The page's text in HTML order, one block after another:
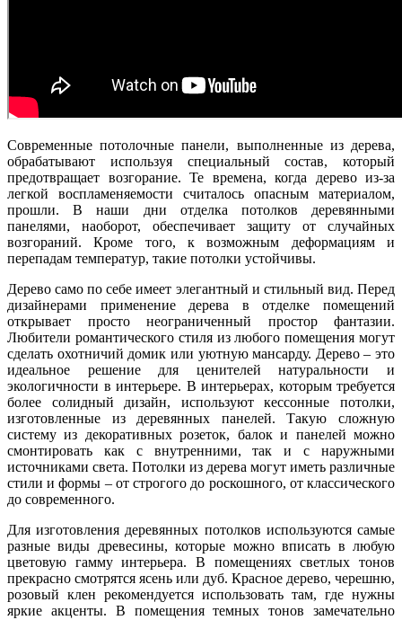
Современные потолочные панели, выполненные из дерева,
обрабатывают используя специальный состав, который
предотвращает возгорание. Те времена, когда дерево из-за
легкой воспламеняемости считалось опасным материалом,
прошли. В наши дни отделка потолков деревянными
панелями, наоборот, обеспечивает защиту от случайных
возгораний. Кроме того, к возможным деформациям и
перепадам температур, такие потолки устойчивы.
Дерево само по себе имеет элегантный и стильный вид. Перед
дизайнерами применение дерева в отделке помещений
открывает просто неограниченный простор фантазии.
Любители романтического стиля из любого помещения могут
сделать охотничий домик или уютную мансарду. Дерево – это
идеальное решение для ценителей натуральности и
экологичности в интерьере. В интерьерах, которым требуется
более солидный дизайн, используют кессонные потолки,
изготовленные из деревянных панелей. Такую сложную
систему из декоративных розеток, балок и панелей можно
смонтировать как с внутренними, так и с наружными
источниками света. Потолки из дерева могут иметь различные
стили и формы – от строгого до роскошного, от классического
до современного.
Для изготовления деревянных потолков используются самые
разные виды древесины, которые можно вписать в любую
цветовую гамму интерьера. В помещениях светлых тонов
прекрасно смотрятся ясень или дуб. Красное дерево, черешню,
розовый клен рекомендуется использовать там, где нужны
яркие акценты. В помещения темных тонов замечательно